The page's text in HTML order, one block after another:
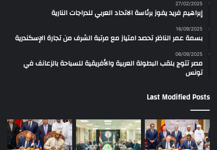
27/02/2025
إبراهيم فريد يفوز برئاسة الاتحاد العربي للدراجات النارية
16/09/2025
بسمة عمر الناظر تحصد امتياز مع مرتبة الشرف من تجارة الإسكندرية
06/09/2025
مصر تتوج بلقب البطولة العربية والأفريقية للسباحة بالزعانف في
تونس
Last Modified Posts